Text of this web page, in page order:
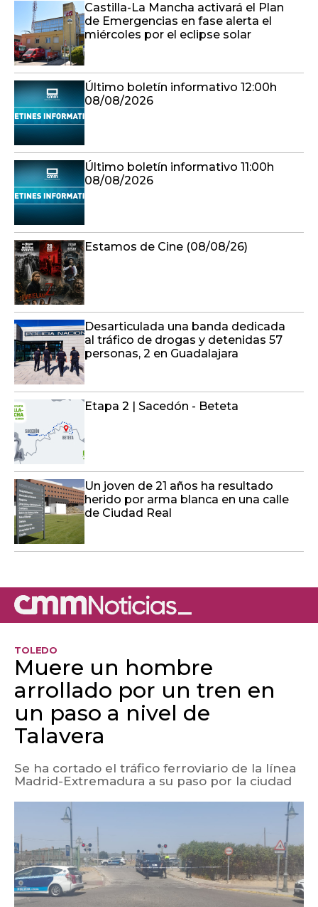
Castilla-La Mancha activará el Plan
de Emergencias en fase alerta el
miércoles por el eclipse solar
Último boletín informativo 12:00h
08/08/2026
Último boletín informativo 11:00h
08/08/2026
Estamos de Cine (08/08/26)
Desarticulada una banda dedicada
al tráfico de drogas y detenidas 57
personas, 2 en Guadalajara
Etapa 2 | Sacedón - Beteta
Un joven de 21 años ha resultado
herido por arma blanca en una calle
de Ciudad Real
TOLEDO
Muere un hombre
arrollado por un tren en
un paso a nivel de
Talavera
Se ha cortado el tráfico ferroviario de la línea
Madrid-Extremadura a su paso por la ciudad